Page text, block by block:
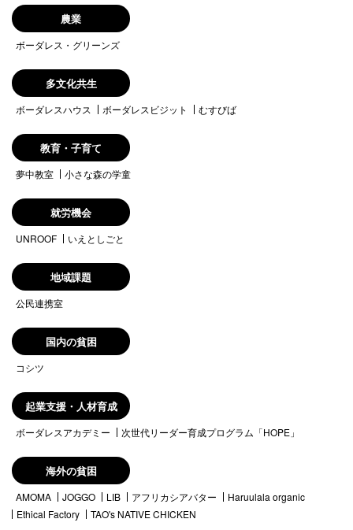
農業
ボーダレス・グリーンズ
多文化共生
ボーダレスハウス ボーダレスビジット むすびば
教育・子育て
夢中教室 小さな森の学童
就労機会
UNROOF いえとしごと
地域課題
公民連携室
国内の貧困
コシツ
起業支援・人材育成
ボーダレスアカデミー 次世代リーダー育成プログラム「HOPE」
海外の貧困
AMOMA JOGGO LIB アフリカシアバター
Haruulala organic
Ethical Factory
TAO's NATIVE CHICKEN